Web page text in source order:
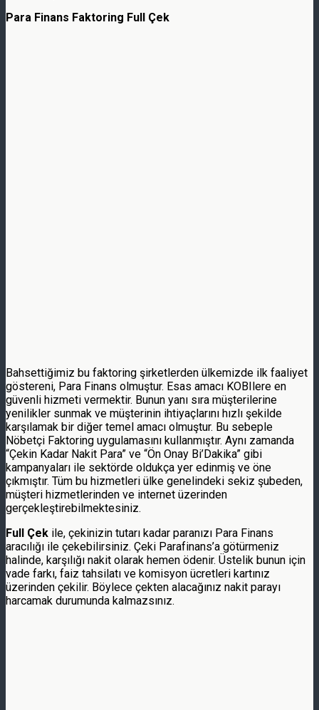
Para Finans Faktoring Full Çek
Bahsettiğimiz bu faktoring şirketlerden ülkemizde ilk faaliyet
göstereni, Para Finans olmuştur. Esas amacı KOBIlere en
güvenli hizmeti vermektir. Bunun yanı sıra müşterilerine
yenilikler sunmak ve müşterinin ihtiyaçlarını hızlı şekilde
karşılamak bir diğer temel amacı olmuştur. Bu sebeple
Nöbetçi Faktoring uygulamasını kullanmıştır. Aynı zamanda
“Çekin Kadar Nakit Para” ve “Ön Onay Bi’Dakika” gibi
kampanyaları ile sektörde oldukça yer edinmiş ve öne
çıkmıştır. Tüm bu hizmetleri ülke genelindeki sekiz şubeden,
müşteri hizmetlerinden ve internet üzerinden
gerçekleştirebilmektesiniz.
Full Çek ile, çekinizin tutarı kadar paranızı Para Finans
aracılığı ile çekebilirsiniz. Çeki Parafinans’a götürmeniz
halinde, karşılığı nakit olarak hemen ödenir. Üstelik bunun için
vade farkı, faiz tahsilatı ve komisyon ücretleri kartınız
üzerinden çekilir. Böylece çekten alacağınız nakit parayı
harcamak durumunda kalmazsınız.